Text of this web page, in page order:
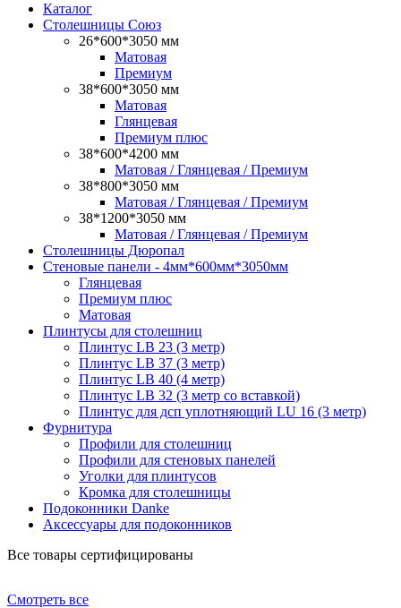
Каталог
Столешницы Союз
26*600*3050 мм
Матовая
Премиум
38*600*3050 мм
Матовая
Глянцевая
Премиум плюс
38*600*4200 мм
Матовая / Глянцевая / Премиум
38*800*3050 мм
Матовая / Глянцевая / Премиум
38*1200*3050 мм
Матовая / Глянцевая / Премиум
Столешницы Дюропал
Стеновые панели - 4мм*600мм*3050мм
Глянцевая
Премиум плюс
Матовая
Плинтусы для столешниц
Плинтус LB 23 (3 метр)
Плинтус LB 37 (3 метр)
Плинтус LB 40 (4 метр)
Плинтус LB 32 (3 метр со вставкой)
Плинтус для дсп уплотняющий LU 16 (3 метр)
Фурнитура
Профили для столешниц
Профили для стеновых панелей
Уголки для плинтусов
Кромка для столешницы
Подоконники Danke
Аксессуары для подоконников
Все товары сертифицированы
Смотреть все